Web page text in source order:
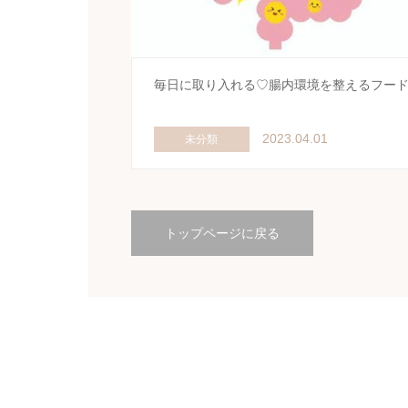
毎日に取り入れる♡腸内環境を整えるフード
未分類 2023.04.01
トップページに戻る